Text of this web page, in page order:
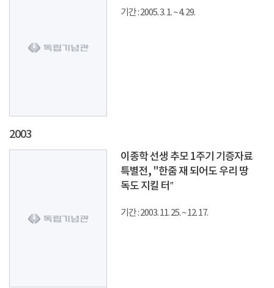
기간 : 2005. 3. 1. ~ 4. 29.
2003
이종학 선생 추모 1주기 기증자료
특별전, "한줌 재 되어도 우리 땅
독도 지킬 터”
기간 : 2003. 11. 25. ~ 12. 17.